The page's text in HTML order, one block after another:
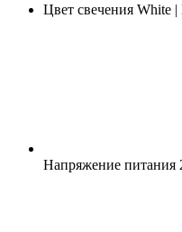
Цвет свечения White |
Напряжение питания